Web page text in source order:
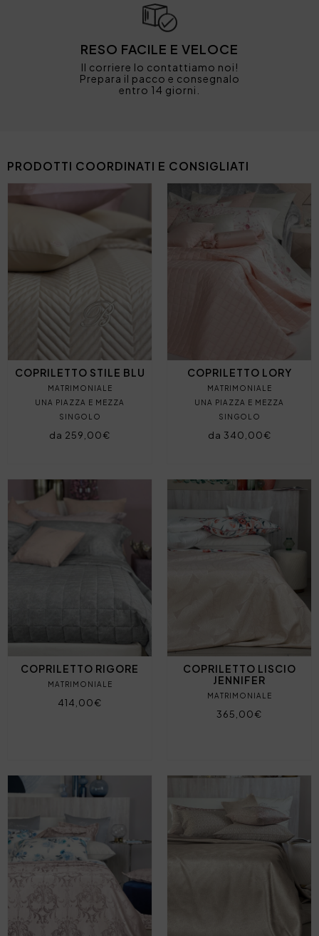
RESO FACILE E VELOCE
Il corriere lo contattiamo noi!
Prepara il pacco e consegnalo
entro 14 giorni.
PRODOTTI COORDINATI E CONSIGLIATI
COPRILETTO STILE BLU
MATRIMONIALE
UNA PIAZZA E MEZZA
SINGOLO
da 259,00€
COPRILETTO LORY
MATRIMONIALE
UNA PIAZZA E MEZZA
SINGOLO
da 340,00€
COPRILETTO RIGORE
MATRIMONIALE
414,00€
COPRILETTO LISCIO
JENNIFER
MATRIMONIALE
365,00€